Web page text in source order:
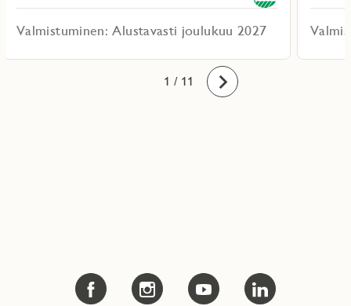
Valmistuminen: Alustavasti joulukuu 2027
1
2
3
4
5
6
7
8
9
10
11 / 11 Eteenpäin